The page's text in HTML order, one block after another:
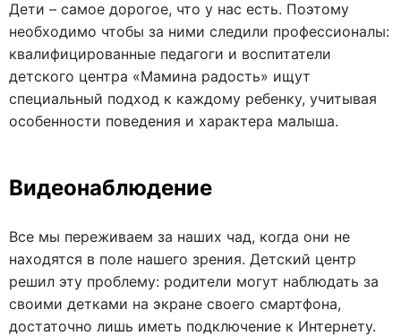
Дети – самое дорогое, что у нас есть. Поэтому
необходимо чтобы за ними следили профессионалы:
квалифицированные педагоги и воспитатели
детского центра «Мамина радость» ищут
специальный подход к каждому ребенку, учитывая
особенности поведения и характера малыша.
Видеонаблюдение
Все мы переживаем за наших чад, когда они не
находятся в поле нашего зрения. Детский центр
решил эту проблему: родители могут наблюдать за
своими детками на экране своего смартфона,
достаточно лишь иметь подключение к Интернету.